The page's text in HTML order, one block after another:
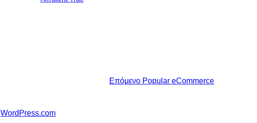
Επόμενο Popular eCommerce
WordPress.com